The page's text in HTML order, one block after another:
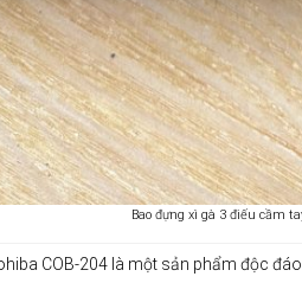
Bao đựng xì gà 3 điếu cầm
COB-204 là một sản phẩm độc